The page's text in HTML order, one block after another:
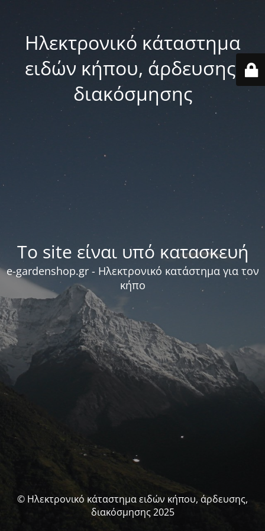
Ηλεκτρονικό κάταστημα
ειδών κήπου, άρδευσης,
διακόσμησης
Το site είναι υπό κατασκευή
e-gardenshop.gr - Ηλεκτρονικό κατάστημα για τον
κήπο
© Ηλεκτρονικό κάταστημα ειδών κήπου, άρδευσης,
διακόσμησης 2025